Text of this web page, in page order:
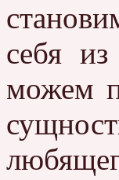
себя
можем